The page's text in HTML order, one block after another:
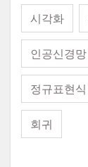
시각화
인공신경망
정규표현식
회귀